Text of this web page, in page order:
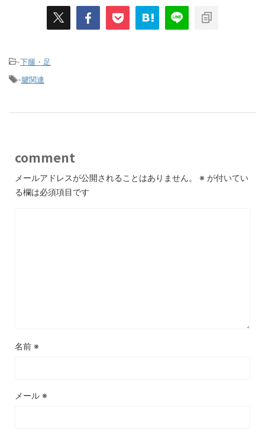
-下腿・足
-腱関連
comment
メールアドレスが公開されることはありません。 ※ が付いてい
る欄は必須項目です
名前 ※
メール ※